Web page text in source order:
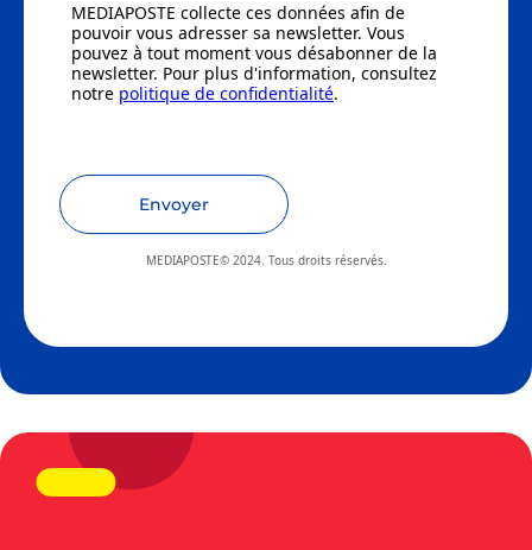
MEDIAPOSTE collecte ces données afin de
pouvoir vous adresser sa newsletter. Vous
pouvez à tout moment vous désabonner de la
newsletter. Pour plus d'information, consultez
notre politique de confidentialité.
Envoyer
MEDIAPOSTE© 2024. Tous droits réservés.